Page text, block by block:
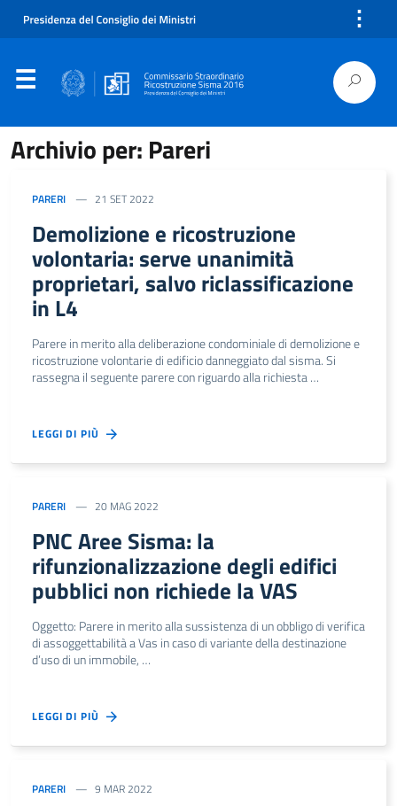
⋮
Archivio per: Pareri
PARERI 21 SET 2022
Demolizione e ricostruzione
volontaria: serve unanimità
proprietari, salvo riclassificazione
in L4
Parere in merito alla deliberazione condominiale di demolizione e
ricostruzione volontarie di edificio danneggiato dal sisma. Si
rassegna il seguente parere con riguardo alla richiesta …
LEGGI DI PIÙ
PARERI 20 MAG 2022
PNC Aree Sisma: la
rifunzionalizzazione degli edifici
pubblici non richiede la VAS
Oggetto: Parere in merito alla sussistenza di un obbligo di verifica
di assoggettabilità a Vas in caso di variante della destinazione
d’uso di un immobile, …
LEGGI DI PIÙ
PARERI 9 MAR 2022